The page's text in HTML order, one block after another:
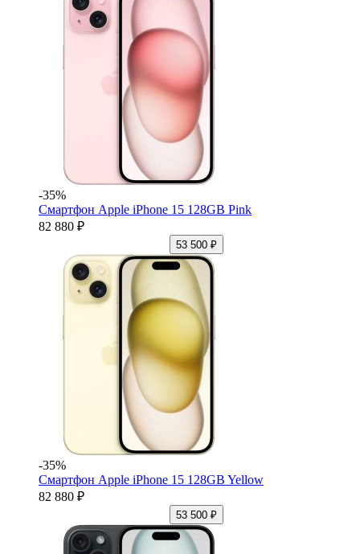
-35%
Смартфон Apple iPhone 15 128GB Pink
82 880 ₽
53 500 ₽
-35%
Смартфон Apple iPhone 15 128GB Yellow
82 880 ₽
53 500 ₽